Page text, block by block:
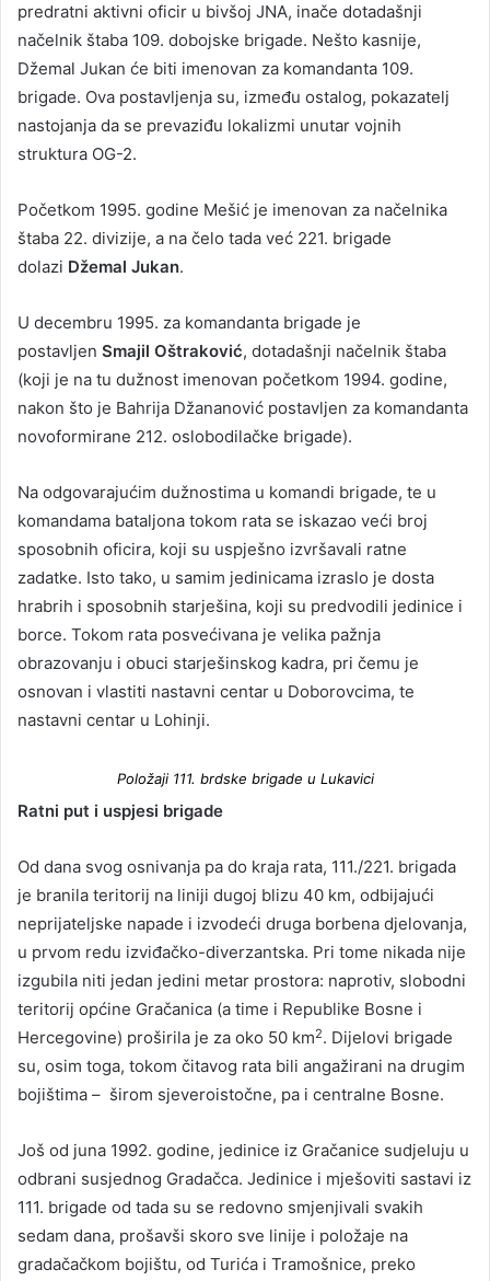
predratni aktivni oficir u bivšoj JNA, inače dotadašnji
načelnik štaba 109. dobojske brigade. Nešto kasnije,
Džemal Jukan će biti imenovan za komandanta 109.
brigade. Ova postavljenja su, između ostalog, pokazatelj
nastojanja da se prevaziđu lokalizmi unutar vojnih
struktura OG-2.
Početkom 1995. godine Mešić je imenovan za načelnika
štaba 22. divizije, a na čelo tada već 221. brigade
dolazi Džemal Jukan.
U decembru 1995. za komandanta brigade je
postavljen Smajil Oštraković, dotadašnji načelnik štaba
(koji je na tu dužnost imenovan početkom 1994. godine,
nakon što je Bahrija Džananović postavljen za komandanta
novoformirane 212. oslobodilačke brigade).
Na odgovarajućim dužnostima u komandi brigade, te u
komandama bataljona tokom rata se iskazao veći broj
sposobnih oficira, koji su uspješno izvršavali ratne
zadatke. Isto tako, u samim jedinicama izraslo je dosta
hrabrih i sposobnih starješina, koji su predvodili jedinice i
borce. Tokom rata posvećivana je velika pažnja
obrazovanju i obuci starješinskog kadra, pri čemu je
osnovan i vlastiti nastavni centar u Doborovcima, te
nastavni centar u Lohinji.
Položaji 111. brdske brigade u Lukavici
Ratni put i uspjesi brigade
Od dana svog osnivanja pa do kraja rata, 111./221. brigada
je branila teritorij na liniji dugoj blizu 40 km, odbijajući
neprijateljske napade i izvodeći druga borbena djelovanja,
u prvom redu izviđačko-diverzantska. Pri tome nikada nije
izgubila niti jedan jedini metar prostora: naprotiv, slobodni
teritorij općine Gračanica (a time i Republike Bosne i
Hercegovine) proširila je za oko 50 km2. Dijelovi brigade
su, osim toga, tokom čitavog rata bili angažirani na drugim
bojištima – širom sjeveroistočne, pa i centralne Bosne.
Još od juna 1992. godine, jedinice iz Gračanice sudjeluju u
odbrani susjednog Gradačca. Jedinice i mješoviti sastavi iz
111. brigade od tada su se redovno smjenjivali svakih
sedam dana, prošavši skoro sve linije i položaje na
gradačačkom bojištu, od Turića i Tramošnice, preko